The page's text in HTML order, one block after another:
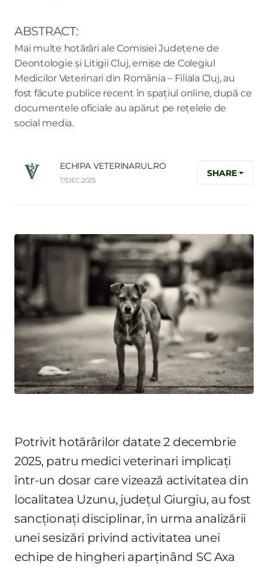
ABSTRACT:
Mai multe hotărâri ale Comisiei Județene de
Deontologie și Litigii Cluj, emise de Colegiul
Medicilor Veterinari din România – Filiala Cluj, au
fost făcute publice recent în spațiul online, după ce
documentele oficiale au apărut pe rețelele de
social media.
ECHIPA VETERINARUL.RO
17.DEC.2025
SHARE
Potrivit hotărârilor datate 2 decembrie
2025, patru medici veterinari implicați
într-un dosar care vizează activitatea din
localitatea Uzunu, județul Giurgiu, au fost
sancționați disciplinar, în urma analizării
unei sesizări privind activitatea unei
echipe de hingheri aparținând SC Axa